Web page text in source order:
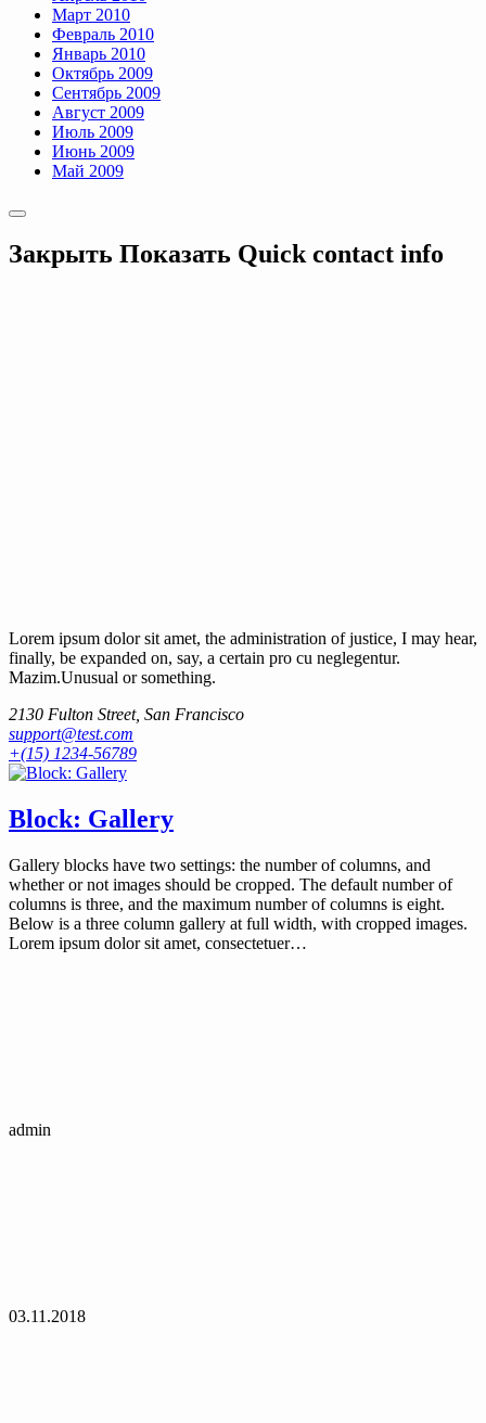
Март 2010
Февраль 2010
Январь 2010
Октябрь 2009
Сентябрь 2009
Август 2009
Июль 2009
Июнь 2009
Май 2009
Закрыть Показать Quick contact info
Lorem ipsum dolor sit amet, the administration of justice, I may hear,
finally, be expanded on, say, a certain pro cu neglegentur.
Mazim.Unusual or something.
2130 Fulton Street, San Francisco
support@test.com
+(15) 1234-56789
Block: Gallery
Gallery blocks have two settings: the number of columns, and
whether or not images should be cropped. The default number of
columns is three, and the maximum number of columns is eight.
Below is a three column gallery at full width, with cropped images.
Lorem ipsum dolor sit amet, consectetuer…
admin
03.11.2018